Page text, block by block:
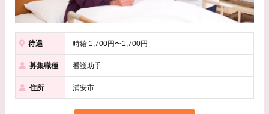
待遇 時給 1,700円〜1,700円
募集職種 看護助手
住所 浦安市